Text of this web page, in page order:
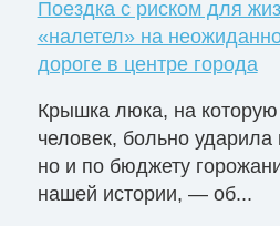
Поездка с риском для
«налетел» на
дороге в центре города
Крышка люка, на
человек, больно ударила
но и по бюджету
нашей истории, — об...